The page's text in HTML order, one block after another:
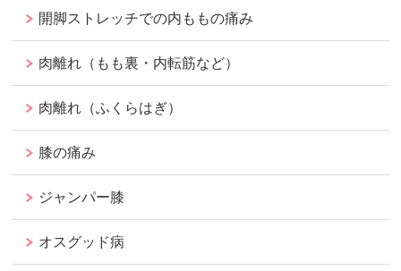
開脚ストレッチでの内ももの痛み
肉離れ（もも裏・内転筋など）
肉離れ（ふくらはぎ）
膝の痛み
ジャンパー膝
オスグッド病